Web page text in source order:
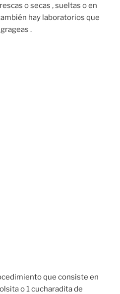
o secas , sueltas o en
hay laboratorios que
.
que consiste en
o 1 cucharadita de